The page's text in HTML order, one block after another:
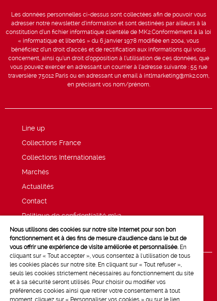
Les données personnelles ci-dessus sont collectées afin de pouvoir vous
adresser notre newsletter d’information et sont destinées par ailleurs à la
constitution d’un fichier informatique clientèle de MK2.Conformément à la loi
« informatique et libertés » du 6 janvier 1978 modifiée en 2004, vous
bénéficiez d’un droit d’accès et de rectification aux informations qui vous
concernent, ainsi qu’un droit d’opposition à l’utilisation de ces données, que
vous pouvez exercer en adressant un courrier à l’adresse suivante : 55 rue
traversière 75012 Paris ou en adressant un email à intlmarketing@mk2.com,
en précisant vos nom/prénom.
Line up
Collections France
Collections Internationales
Marchés
Actualités
Contact
Politique de confidentialité mk2
Mentions légales
Nous utilisons des cookies sur notre site Internet pour son bon
fonctionnement et à des fins de mesure d'audience dans le but de
vous offrir une expérience de visite améliorée et personnalisée. En
cliquant sur « Tout accepter », vous consentez à l'utilisation de tous
les cookies placés sur notre site. En cliquant sur « Tout refuser »,
seuls les cookies strictement nécessaires au fonctionnement du site
et à sa sécurité seront utilisés. Pour choisir ou modifier vos
préférences cookies ainsi que retirer votre consentement à tout
moment, cliquez sur « Personnaliser vos cookies » ou sur le lien